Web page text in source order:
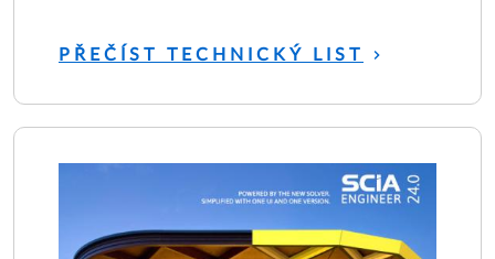
PŘEČÍST TECHNICKÝ LIST